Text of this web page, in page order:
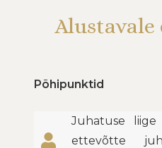
Põhipunktid
Juhatuse
ettevõtte